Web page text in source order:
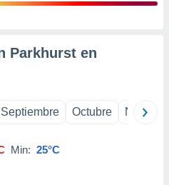
Parkhurst en
Septiembre Octubre
Min: 25°C